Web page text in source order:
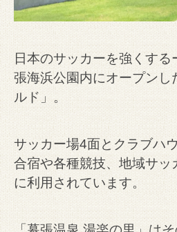
日本のサッカーを強くす
張海浜公園内にオープンし
ルド」。
サッカー場4面とクラブハ
合宿や各種競技、地域サッ
に利用されています。